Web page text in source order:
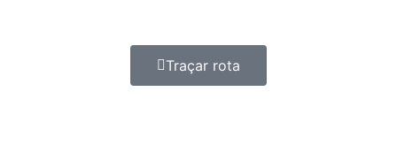
Traçar rota